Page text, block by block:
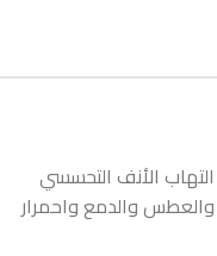
الأنف التحسسي
والدمع واحمرار